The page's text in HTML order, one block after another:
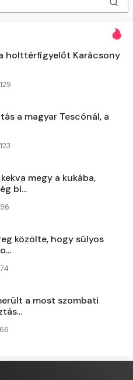
holttérfigyelőt Karácsony
129
a magyar Tescónál, a
123
megy a kukába,
bi...
96
közölte, hogy súlyos
74
a most szombati
66